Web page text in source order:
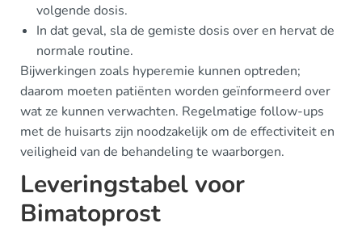
volgende dosis.
In dat geval, sla de gemiste dosis over en hervat de
normale routine.
Bijwerkingen zoals hyperemie kunnen optreden;
daarom moeten patiënten worden geïnformeerd over
wat ze kunnen verwachten. Regelmatige follow-ups
met de huisarts zijn noodzakelijk om de effectiviteit en
veiligheid van de behandeling te waarborgen.
Leveringstabel voor
Bimatoprost